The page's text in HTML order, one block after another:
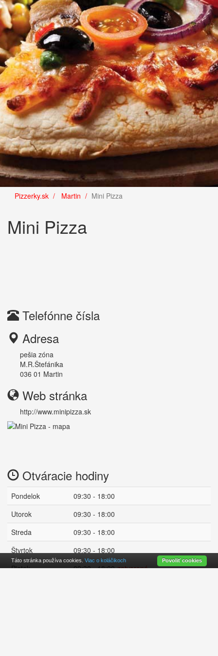
Pizzerky.sk Martin Mini Pizza
Mini Pizza
Telefónne čísla
Adresa
pešia zóna
M.R.Štefánika
036 01 Martin
Web stránka
http://www.minipizza.sk
Otváracie hodiny
Pondelok
09:30 - 18:00
Utorok
09:30 - 18:00
Streda
09:30 - 18:00
Štvrtok
09:30 - 18:00
Piatok
09:30 - 18:00 zatvorené
Táto stránka používa cookies. Viac o koláčikoch Povoliť cookies